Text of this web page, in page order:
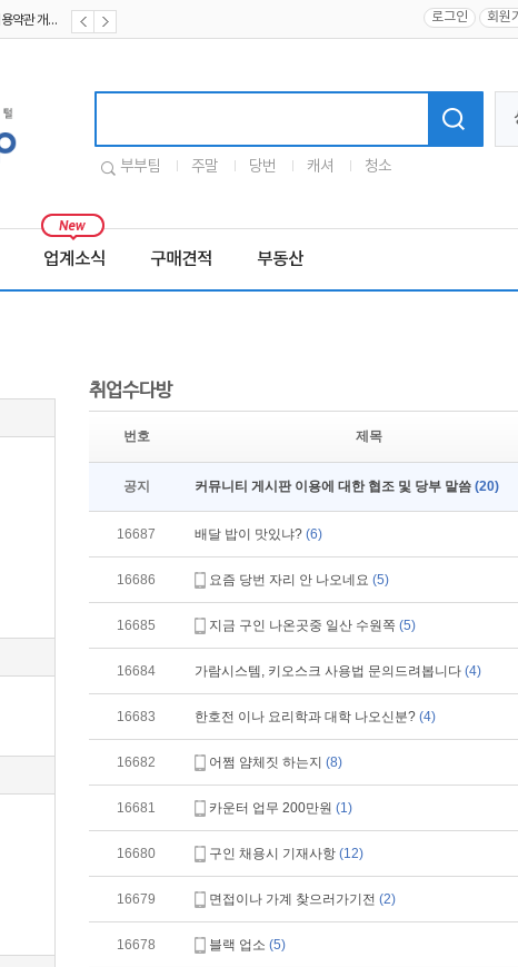
[공지] [호텔업] 유료서비스 이용약관 개정본2 (19.09.02) 로그인 회원
부부팀 주말 당번 캐셔 청소
업계소식 구매견적 부동산
취업수다방
번호 제목
공지 커뮤니티 게시판 이용에 대한 협조 및 당부 말씀 (20)
16687 배달 밥이 맛있냐? (6)
16686 요즘 당번 자리 안 나오네요 (5)
16685 지금 구인 나온곳중 일산 수원쪽 (5)
16684 가람시스템, 키오스크 사용법 문의드려봅니다 (4)
16683 한호전 이나 요리학과 대학 나오신분? (4)
16682 어쩜 얌체짓 하는지 (8)
16681 카운터 업무 200만원 (1)
16680 구인 채용시 기재사항 (12)
16679 면접이나 가계 찾으러가기전 (2)
16678 블랙 업소 (5)